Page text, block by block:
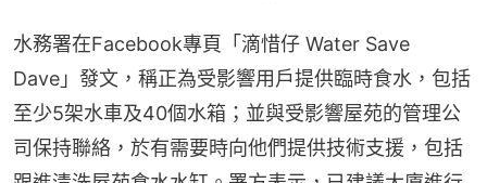
水務署在Facebook專頁「滴惜仔 Water Save
Dave」發文，稱正為受影響用戶提供臨時食水，包括
至少5架水車及40個水箱；並與受影響屋苑的管理公
司保持聯絡，於有需要時向他們提供技術支援，包括